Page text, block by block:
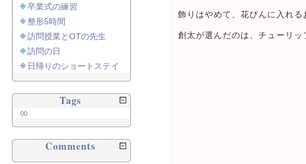
飾りはやめて、花びんに入れる
創太が選んだのは、チューリッ
卒業式の練習
整形5時間
訪問授業とOTの先生
訪問の日
日帰りのショートステイ
Tags
00
Comments